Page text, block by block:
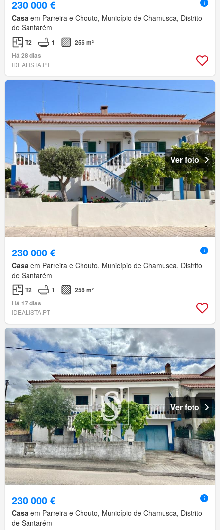
230 000 €
Casa em Parreira e Chouto, Município de Chamusca, Distrito
de Santarém
T2 1
256 m²
Há 28 dias
IDEALISTA.PT
Ver foto
230 000 €
Casa em Parreira e Chouto, Município de Chamusca, Distrito
de Santarém
T2 1
256 m²
Há 17 dias
IDEALISTA.PT
Ver foto
230 000 €
Casa em Parreira e Chouto, Município de Chamusca, Distrito
de Santarém